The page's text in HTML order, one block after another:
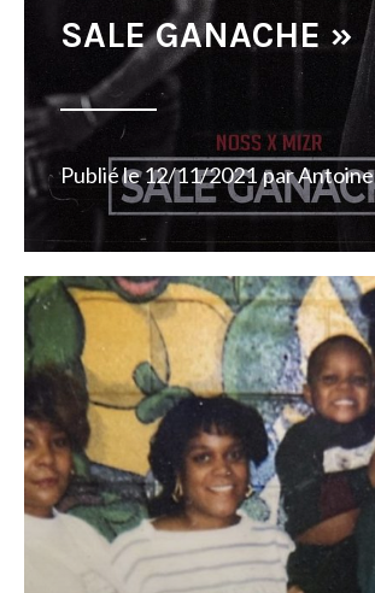
SALE GANACHE »
Publié le12/11/2021 parAntoine